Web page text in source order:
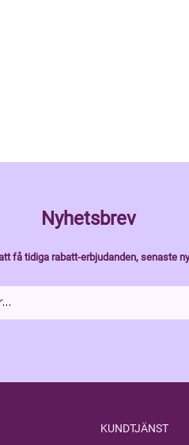
Nyhetsbrev
få tidiga rabatt-erbjudanden, senaste
KUNDTJÄNST